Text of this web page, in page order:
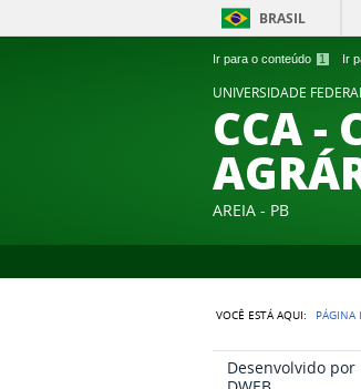
Ir para o conteúdo 1 Ir
BRASIL
UNIVERSIDADE
CCA -
AREIA - PB
VOCÊ ESTÁ AQUI: PÁGINA
Desenvolvido por